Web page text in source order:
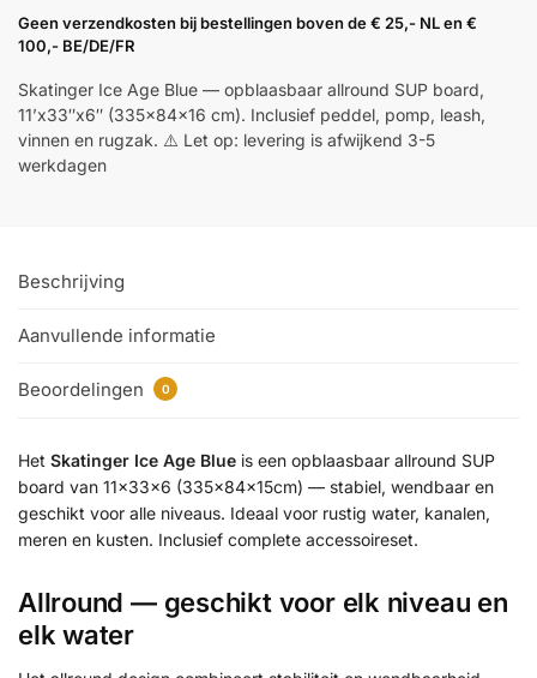
Geen verzendkosten bij bestellingen boven de € 25,- NL en €
100,- BE/DE/FR
Skatinger Ice Age Blue — opblaasbaar allround SUP board,
11’x33″x6″ (335x84x16 cm). Inclusief peddel, pomp, leash,
vinnen en rugzak. ⚠️ Let op: levering is afwijkend 3-5
werkdagen
Beschrijving
Aanvullende informatie
Beoordelingen 0
Het Skatinger Ice Age Blue is een opblaasbaar allround SUP
board van 11x33x6 (335x84x15cm) — stabiel, wendbaar en
geschikt voor alle niveaus. Ideaal voor rustig water, kanalen,
meren en kusten. Inclusief complete accessoireset.
Allround — geschikt voor elk niveau en
elk water